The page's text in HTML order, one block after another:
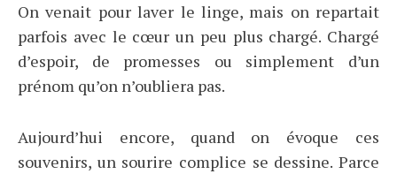
On venait pour laver le linge, mais on repartait
parfois avec le cœur un peu plus chargé. Chargé
d’espoir, de promesses ou simplement d’un
prénom qu’on n’oubliera pas.
Aujourd’hui encore, quand on évoque ces
souvenirs, un sourire complice se dessine. Parce